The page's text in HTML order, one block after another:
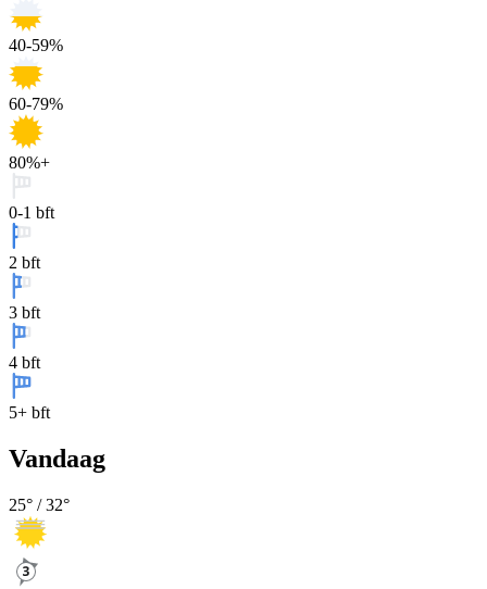
40-59%
60-79%
80%+
0-1 bft
2 bft
3 bft
4 bft
5+ bft
Vandaag
25° /32°